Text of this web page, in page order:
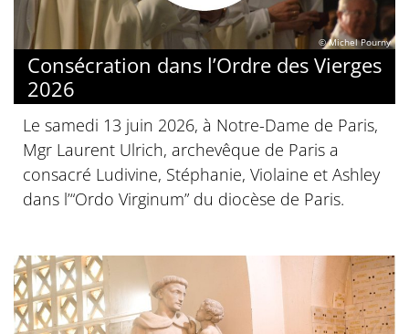
© Michel Pourny
Consécration dans l’Ordre des Vierges
2026
Le samedi 13 juin 2026, à Notre-Dame de Paris,
Mgr Laurent Ulrich, archevêque de Paris a
consacré Ludivine, Stéphanie, Violaine et Ashley
dans l’“Ordo Virginum” du diocèse de Paris.